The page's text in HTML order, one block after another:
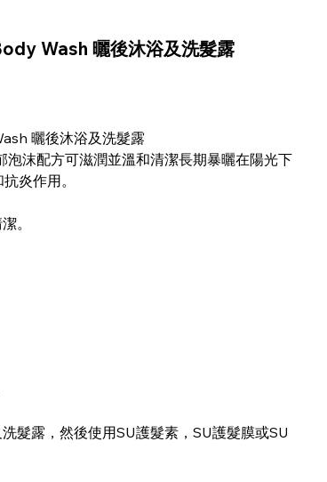
Wash 曬後沐浴及洗髮露
曬後沐浴及洗髮露
泡沫配方可滋潤並溫和清潔長期暴曬在陽光下
炎作用。
。
髮露，然後使用SU護髮素，SU護髮膜或SU